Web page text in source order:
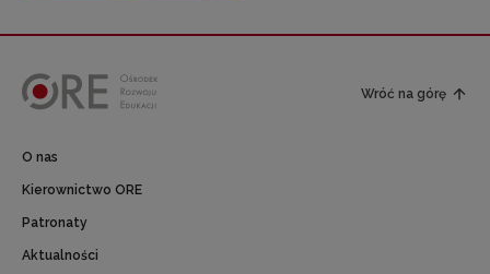
Wróć na górę
O nas
Kierownictwo ORE
Patronaty
Aktualności